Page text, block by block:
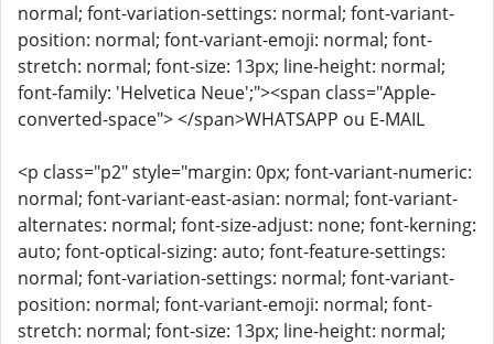
normal; font-variation-settings: normal; font-variant-
position: normal; font-variant-emoji: normal; font-
stretch: normal; font-size: 13px; line-height: normal;
font-family: 'Helvetica Neue';"><span class="Apple-
converted-space"> </span>WHATSAPP ou E-MAIL
<p class="p2" style="margin: 0px; font-variant-numeric:
normal; font-variant-east-asian: normal; font-variant-
alternates: normal; font-size-adjust: none; font-kerning:
auto; font-optical-sizing: auto; font-feature-settings:
normal; font-variation-settings: normal; font-variant-
position: normal; font-variant-emoji: normal; font-
stretch: normal; font-size: 13px; line-height: normal;